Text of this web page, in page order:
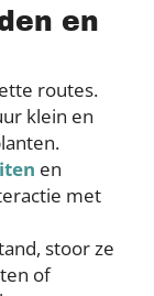
en
routes.
klein en
en
met
stoor ze
of